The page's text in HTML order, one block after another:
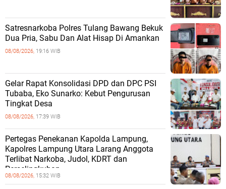
Satresnarkoba Polres Tulang Bawang Bekuk
Dua Pria, Sabu Dan Alat Hisap Di Amankan
08/08/2026, 19:16 WIB
Gelar Rapat Konsolidasi DPD dan DPC PSI
Tubaba, Eko Sunarko: Kebut Pengurusan
Tingkat Desa
08/08/2026, 17:39 WIB
Pertegas Penekanan Kapolda Lampung,
Kapolres Lampung Utara Larang Anggota
Terlibat Narkoba, Judol, KDRT dan
Perselingkuhan
08/08/2026, 15:32 WIB